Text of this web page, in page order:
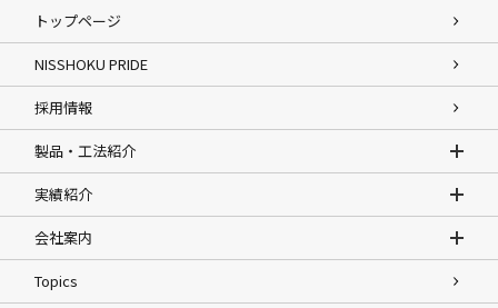
トップページ
NISSHOKU PRIDE
採用情報
製品・工法紹介
実績紹介
会社案内
Topics